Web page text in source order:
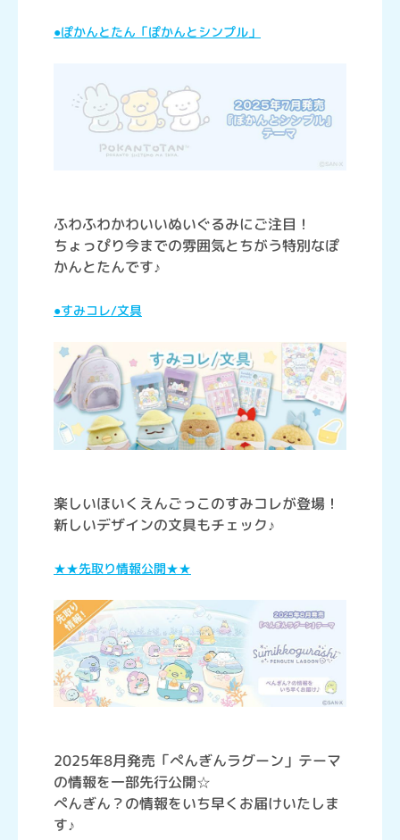
●ぽかんとたん「ぽかんとシンプル」
ふわふわかわいいぬいぐるみにご注目！
ちょっぴり今までの雰囲気とちがう特別なぽ
かんとたんです♪
●すみコレ/文具
楽しいほいくえんごっこのすみコレが登場！
新しいデザインの文具もチェック♪
★★先取り情報公開★★
2025年8月発売「ぺんぎんラグーン」テーマ
の情報を一部先行公開☆
ぺんぎん？の情報をいち早くお届けいたしま
す♪